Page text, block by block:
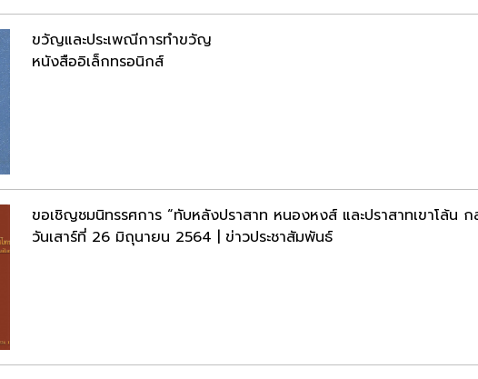
ขวัญและประเพณีการทำขวัญ
หนังสืออิเล็กทรอนิกส์
ขอเชิญชมนิทรรศการ “ทับหลังปราสาท หนองหงส์ และปราสาทเขาโล้น ก
วันเสาร์ที่ 26 มิถุนายน 2564 | ข่าวประชาสัมพันธ์